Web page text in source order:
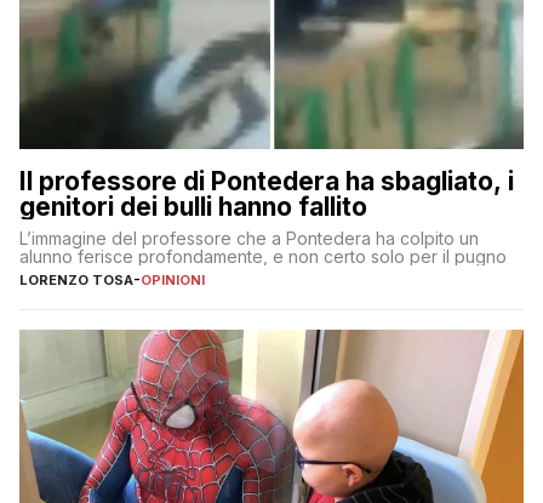
Il professore di Pontedera ha sbagliato, i
genitori dei bulli hanno fallito
L’immagine del professore che a Pontedera ha colpito un
alunno ferisce profondamente, e non certo solo per il pugno
LORENZO TOSA-OPINIONI